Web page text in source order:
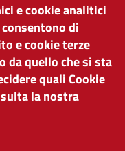
DELLO
e cookie analitici
di
e cookie terze
da quello che si sta
quali Cookie
la nostra